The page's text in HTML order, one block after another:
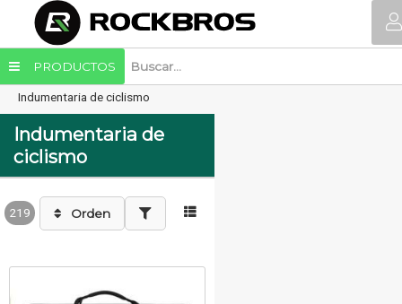
PRODUCTOS
Indumentaria de ciclismo
Indumentaria de
ciclismo
219 Orden